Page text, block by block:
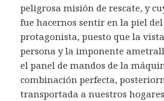
peligrosa misión de rescate, y
fue hacernos sentir en la piel
protagonista, puesto que la
persona y la imponente
el panel de mandos de la
combinación perfecta,
transportada a nuestros